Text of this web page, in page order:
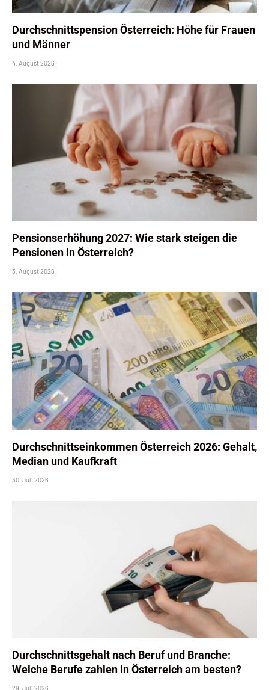
Durchschnittspension Österreich: Höhe für Frauen
und Männer
4. August 2026
Pensionserhöhung 2027: Wie stark steigen die
Pensionen in Österreich?
3. August 2026
Durchschnittseinkommen Österreich 2026: Gehalt,
Median und Kaufkraft
30. Juli 2026
Durchschnittsgehalt nach Beruf und Branche:
Welche Berufe zahlen in Österreich am besten?
29. Juli 2026